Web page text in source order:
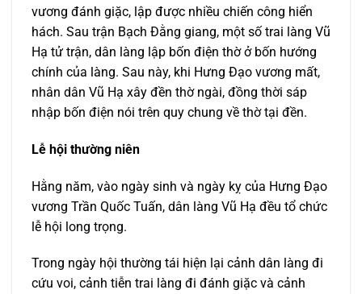
vương đánh giặc, lập được nhiều chiến công hiển
hách. Sau trận Bạch Đằng giang, một số trai làng Vũ
Hạ tử trận, dân làng lập bốn điện thờ ở bốn hướng
chính của làng. Sau này, khi Hưng Đạo vương mất,
nhân dân Vũ Hạ xây đền thờ ngài, đồng thời sáp
nhập bốn điện nói trên quy chung về thờ tại đền.
Lễ hội thường niên
Hằng năm, vào ngày sinh và ngày kỵ của Hưng Đạo
vương Trần Quốc Tuấn, dân làng Vũ Hạ đều tổ chức
lễ hội long trọng.
Trong ngày hội thường tái hiện lại cảnh dân làng đi
cứu voi, cảnh tiễn trai làng đi đánh giặc và cảnh